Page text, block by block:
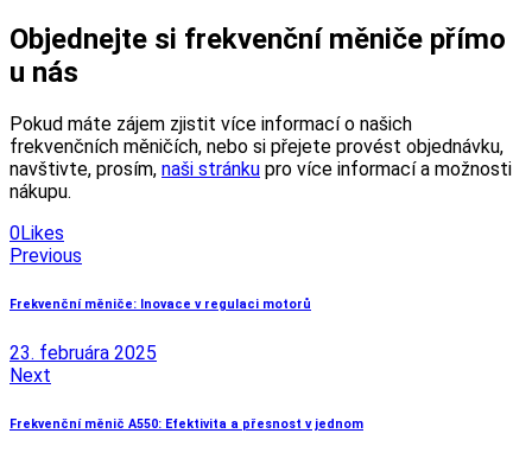
Objednejte si frekvenční měniče přímo
u nás
Pokud máte zájem zjistit více informací o našich
frekvenčních měničích, nebo si přejete provést objednávku,
navštivte, prosím, naši stránku pro více informací a možnosti
nákupu.
0Likes
Navigácia
v
Previous
Frekvenční měniče: Inovace v regulaci motorů
23. februára 2025
Next
Frekvenční měnič A550: Efektivita a přesnost v jednom